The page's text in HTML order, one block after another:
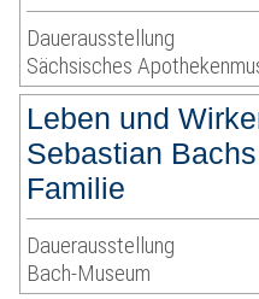
Dauerausstellung
Sächsisches
Leben und
Sebastian
Familie
Dauerausstellung
Bach-Museum